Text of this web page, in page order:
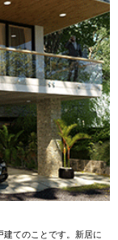
てのことです。新居に